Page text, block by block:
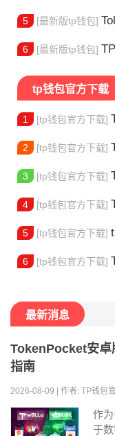
5 [最新版tp钱包]
6 [最新版tp钱包]
tp钱包官方下载
1 [tp钱包官方下载]
2 [tp钱包官方下载]
3 [tp钱包官方下载]
4 [tp钱包官方下载]
5 [tp钱包官方下载]
6 [tp钱包官方下载]
最新消息
TokenPocket安卓
指南
2026-08-09 | 作者: TP钱包官
作
于